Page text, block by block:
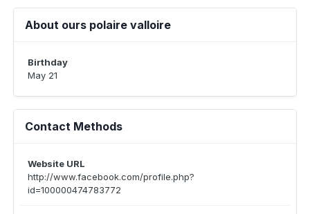
About ours polaire valloire
Birthday
May 21
Contact Methods
Website URL
http://www.facebook.com/profile.php?
id=100000474783772